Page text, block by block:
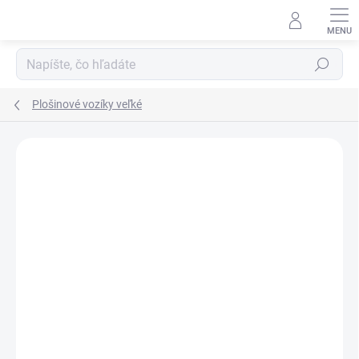
Hľadať
Plošinové vozíky veľké